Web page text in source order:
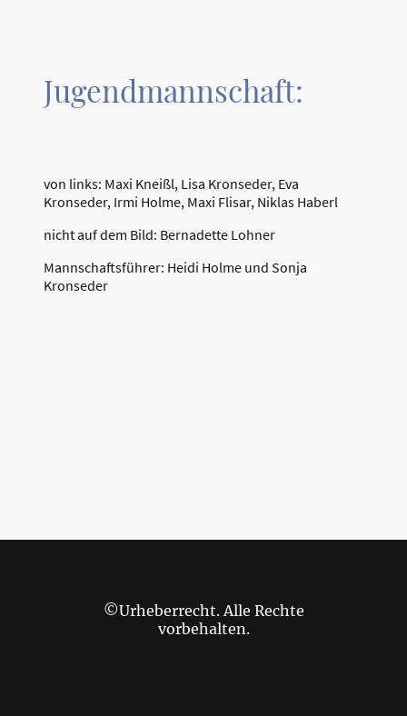
Jugendmannschaft:
von links: Maxi Kneißl, Lisa Kronseder, Eva
Kronseder, Irmi Holme, Maxi Flisar, Niklas Haberl
nicht auf dem Bild: Bernadette Lohner
Mannschaftsführer: Heidi Holme und Sonja
Kronseder
©Urheberrecht. Alle Rechte
vorbehalten.